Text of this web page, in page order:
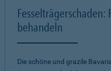
Fesselträgerschaden:
behandeln
Die schöne und grazile